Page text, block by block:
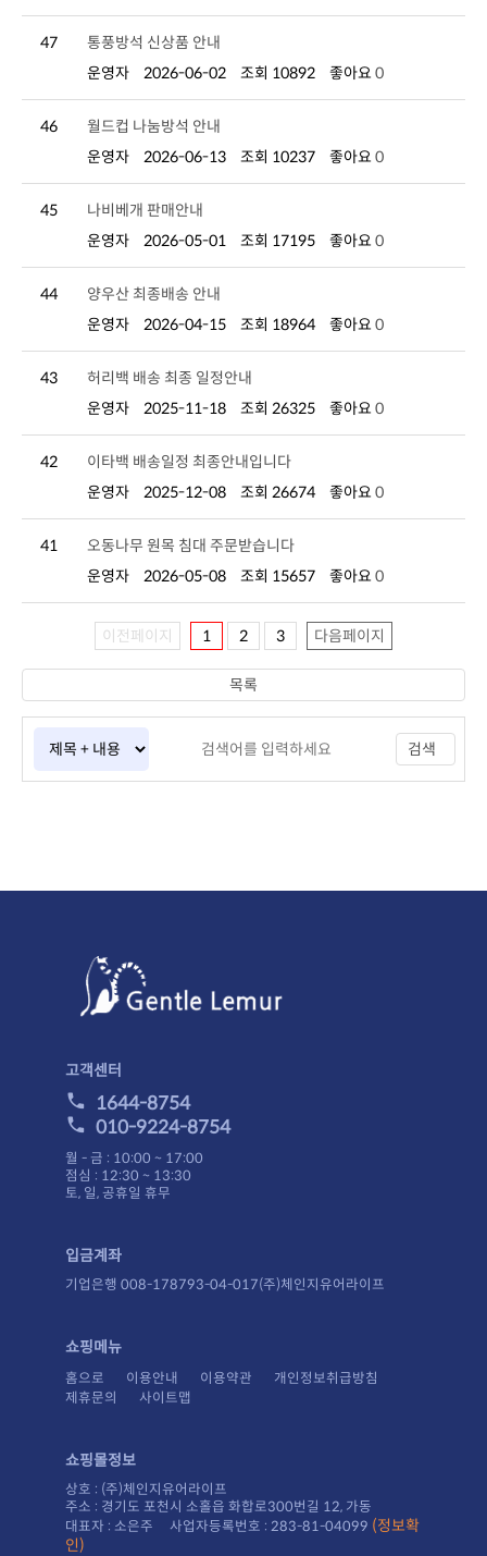
47
통풍방석 신상품 안내
운영자
2026-06-02 조회 10892 좋아요 0
46
월드컵 나눔방석 안내
운영자
2026-06-13 조회 10237 좋아요 0
45
나비베개 판매안내
운영자
2026-05-01 조회 17195 좋아요 0
44
양우산 최종배송 안내
운영자
2026-04-15 조회 18964 좋아요 0
43
허리백 배송 최종 일정안내
운영자
2025-11-18 조회 26325 좋아요 0
42
이타백 배송일정 최종안내입니다
운영자
2025-12-08 조회 26674 좋아요 0
41
오동나무 원목 침대 주문받습니다
운영자
2026-05-08 조회 15657 좋아요 0
이전페이지 1 2 3 다음페이지
검색
목록
고객센터
1644-8754
010-9224-8754
월 - 금 : 10:00 ~ 17:00
점심 : 12:30 ~ 13:30
토, 일, 공휴일 휴무
입금계좌
기업은행 008-178793-04-017(주)체인지유어라이프
쇼핑메뉴
홈으로 이용안내 이용약관
개인정보취급방침
제휴문의
사이트맵
쇼핑몰정보
상호 : (주)체인지유어라이프
주소 : 경기도 포천시 소홀읍 화합로300번길 12, 가동
대표자 : 소은주 사업자등록번호 : 283-81-04099
인)